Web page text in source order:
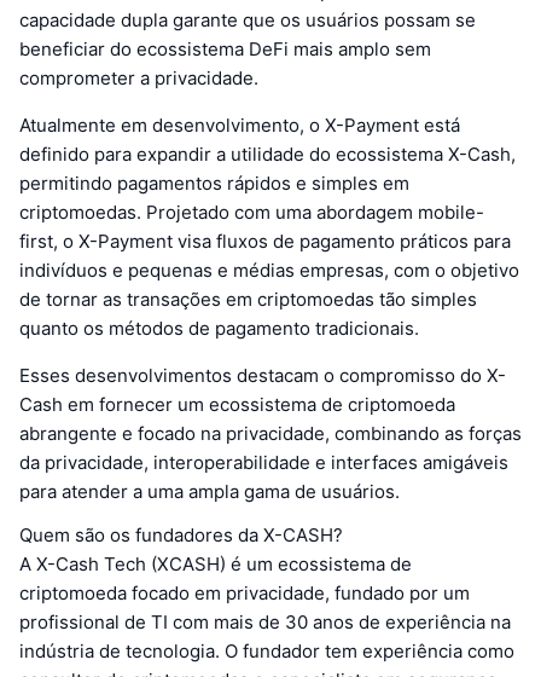
capacidade dupla garante que os usuários possam se
beneficiar do ecossistema DeFi mais amplo sem
comprometer a privacidade.
Atualmente em desenvolvimento, o X-Payment está
definido para expandir a utilidade do ecossistema X-Cash,
permitindo pagamentos rápidos e simples em
criptomoedas. Projetado com uma abordagem mobile-
first, o X-Payment visa fluxos de pagamento práticos para
indivíduos e pequenas e médias empresas, com o objetivo
de tornar as transações em criptomoedas tão simples
quanto os métodos de pagamento tradicionais.
Esses desenvolvimentos destacam o compromisso do X-
Cash em fornecer um ecossistema de criptomoeda
abrangente e focado na privacidade, combinando as forças
da privacidade, interoperabilidade e interfaces amigáveis
para atender a uma ampla gama de usuários.
Quem são os fundadores da X-CASH?
A X-Cash Tech (XCASH) é um ecossistema de
criptomoeda focado em privacidade, fundado por um
profissional de TI com mais de 30 anos de experiência na
indústria de tecnologia. O fundador tem experiência como